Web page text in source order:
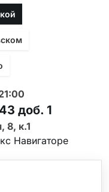
доб. 1
8, к.1
Навигаторе